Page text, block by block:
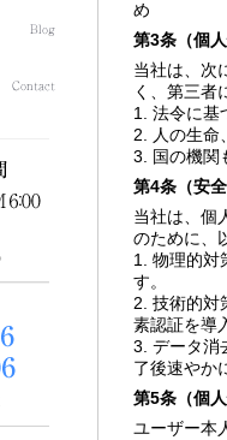
め
第3条（個
当社は、次
く、第三者
1. 法令に基
2. 人の生命
3. 国の機関
第4条（安
当社は、個
のために、
1. 物理的対
す。
2. 技術的対
素認証を導
3. データ消
了後速やか
第5条（個
ユーザー本